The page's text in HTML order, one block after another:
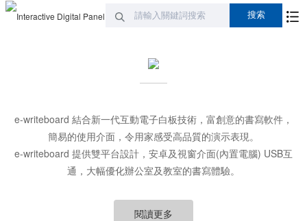
e-writeboard 結合新一代互動電子白板技術，富創意的書寫軟件，
簡易的使用介面，令用家感受高品質的演示表現。
e-writeboard 提供雙平台設計，安卓及視窗介面(內置電腦) USB互
通，大幅優化辦公室及教室的書寫體驗。
閱讀更多